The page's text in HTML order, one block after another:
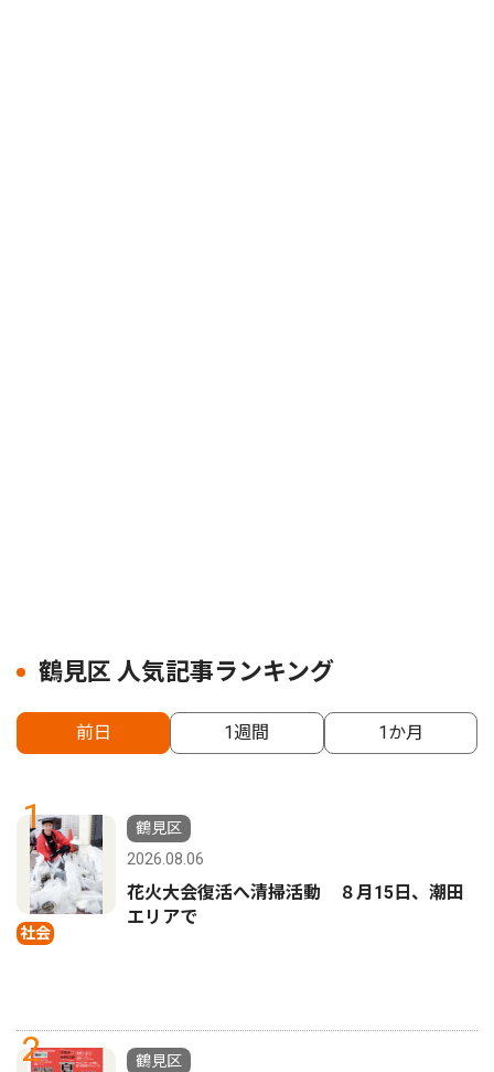
鶴見区 人気記事ランキング
前日 1週間 1か月
1
社会
鶴見区
2026.08.06
花火大会復活へ清掃活動 ８月15日、潮田
エリアで
2
鶴見区